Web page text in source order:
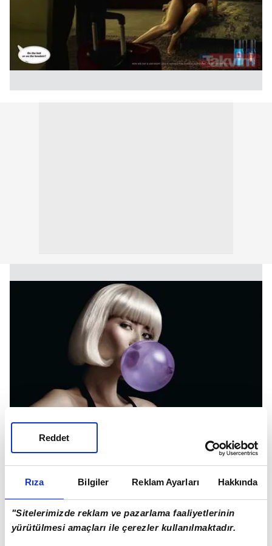
Rıza Bilgiler Reklam Ayarları Hakkında
"Sitelerimizde reklam ve pazarlama faaliyetlerinin
yürütülmesi amaçları ile çerezler kullanılmaktadır.
Reddet